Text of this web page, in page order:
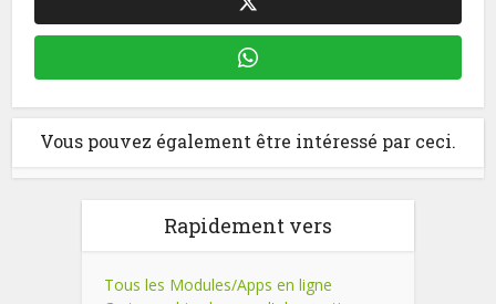
Vous pouvez également être intéressé par ceci.
Rapidement vers
Tous les Modules/Apps en ligne